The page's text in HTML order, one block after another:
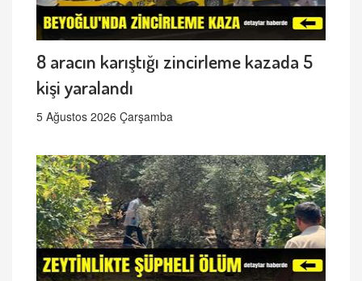
8 aracın karıştığı zincirleme kazada 5
kişi yaralandı
5 Ağustos 2026 Çarşamba